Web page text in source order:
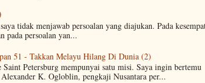
tidak menjawab persoalan yang diajukan. Pada
pada persoalan yan...
51 - Takkan Melayu Hilang Di Dunia (2)
Saint Petersburg mempunyai satu misi. Saya ingin bertemu
K. Ogloblin, pengkaji Nusantara per...